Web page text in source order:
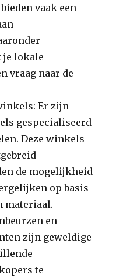
vaak een
je lokale
vraag naar de
Er zijn
gespecialiseerd
Deze winkels
de mogelijkheid
op basis
materiaal.
en
zijn geweldige
te